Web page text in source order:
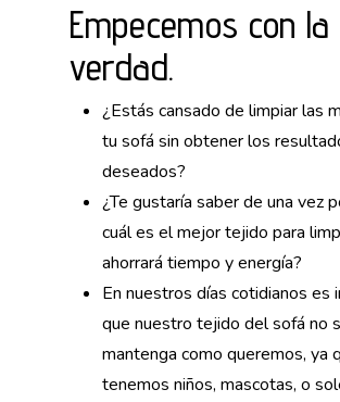
Empecemos con la
verdad.
¿Estás cansado de limpiar las
tu sofá sin obtener los
deseados?
¿Te gustaría saber de una vez
cuál es el mejor tejido para
ahorrará tiempo y energía?
En nuestros días cotidianos es
que nuestro tejido del sofá no
mantenga como queremos, ya
tenemos niños, mascotas, o